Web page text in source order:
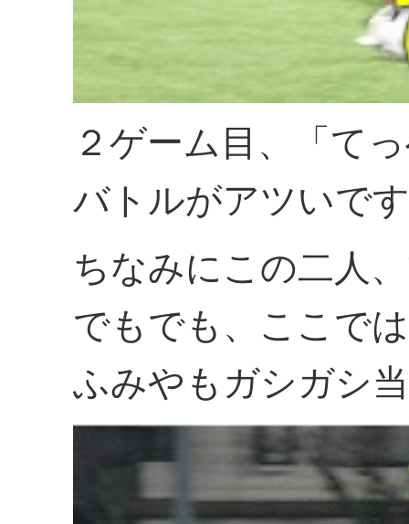
２ゲーム目、「て
バトルがアツいで
ちなみにこの二人
でもでも、ここで
ふみやもガシガシ